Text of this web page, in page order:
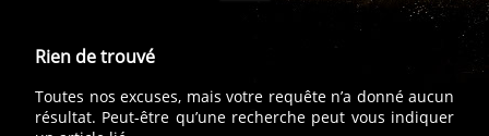
Rien de trouvé
Toutes nos excuses, mais votre requête n’a donné aucun
résultat. Peut-être qu’une recherche peut vous indiquer